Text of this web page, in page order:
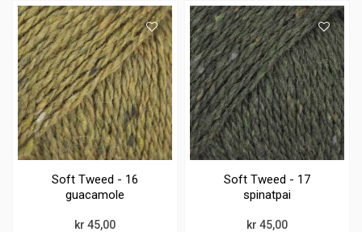
Soft Tweed - 16
guacamole
kr 45,00
Soft Tweed - 17
spinatpai
kr 45,00